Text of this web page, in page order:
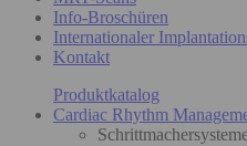
Info-Broschüren
Internationaler
Kontakt
Produktkatalog
Cardiac Rhythm